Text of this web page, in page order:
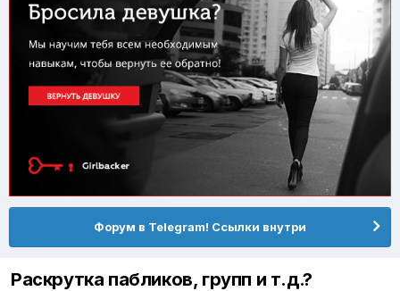
Форум в Telegram! Ссылки внутри
Раскрутка пабликов, групп и т.д.?